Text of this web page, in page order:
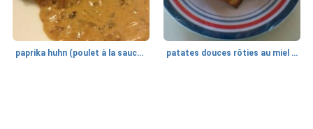
paprika huhn (poulet à la sauce paprika). patates douces rôties au miel / kumara